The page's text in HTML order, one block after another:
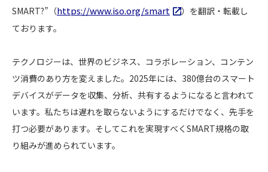
SMART?”（https://www.iso.org/smart
）を翻訳・転載し
ております。
テクノロジーは、世界のビジネス、コラボレーション、コンテン
ツ消費のあり方を変えました。2025年には、380億台のスマート
デバイスがデータを収集、分析、共有するようになると言われて
います。私たちは遅れを取らないようにするだけでなく、先手を
打つ必要があります。そしてこれを実現すべくSMART規格の取
り組みが進められています。